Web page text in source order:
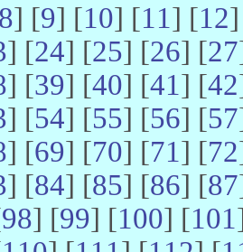
8] [9] [10] [11] [12
] [24] [25] [26] [27
] [39] [40] [41] [42
] [54] [55] [56] [57
] [69] [70] [71] [72
] [84] [85] [86] [87
98] [99] [100] [101